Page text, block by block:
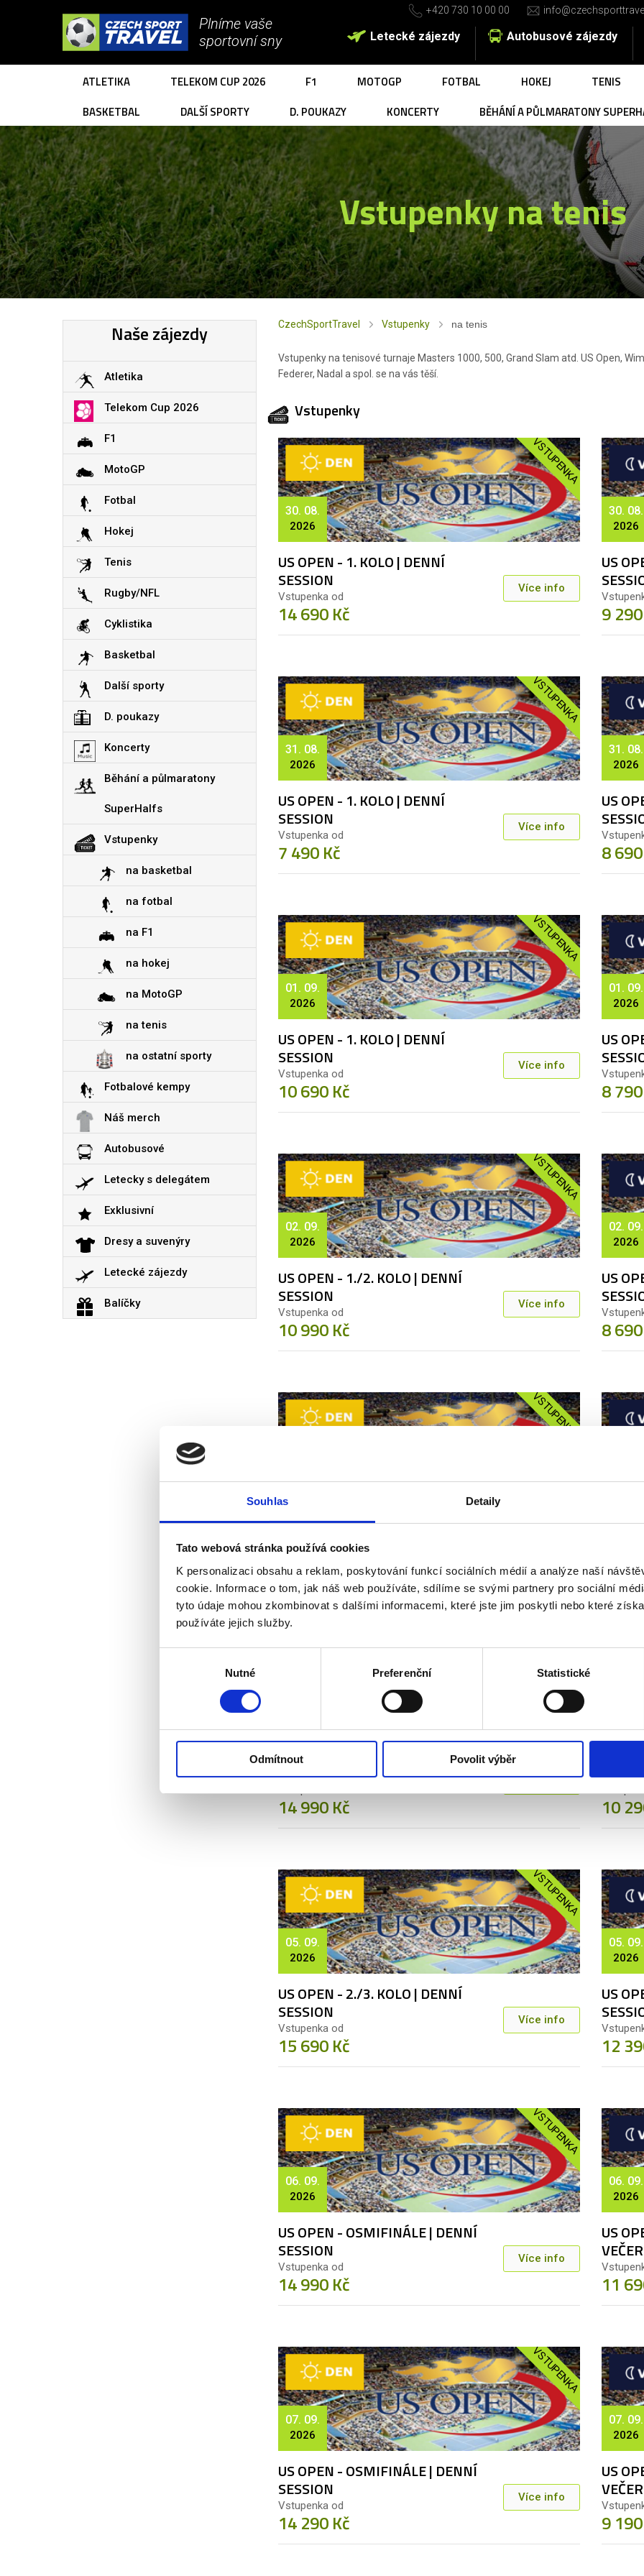
Souhlas Detaily
Tato webová stránka používá cookies
K personalizaci obsahu a reklam, poskytování funkcí sociálních médií a analýze naší
cookie. Informace o tom, jak náš web používáte, sdílíme se svými partnery pro sociální
tyto údaje mohou zkombinovat s dalšími informacemi, které jste jim poskytli nebo které
používáte jejich služby.
Nutné Preferenční Statistické
Odmítnout Povolit výběr
Plníme vaše
sportovní sny
+420 730 10 00 00
Letecké zájezdy Autobusové zájezdy
ATLETIKA TELEKOM CUP 2026 F1 MOTOGP FOTBAL HOKEJ TENIS
BASKETBAL
DALŠÍ SPORTY D. POUKAZY KONCERTY BĚHÁNÍ A PŮLMARATONY
Vstupenky na tenis
CzechSportTravel Vstupenky na tenis
Vstupenky na tenisové turnaje Masters 1000, 500, Grand Slam atd. US Open,
Federer, Nadal a spol. se na vás těší.
Vstupenky
VSTUPENKA
30. 08.
2026
US OPEN - 1. KOLO | DENNÍ
SESSION
Vstupenka od
14 690 Kč
Více info
30. 08.
2026
US
9
VSTUPENKA
31. 08.
2026
US OPEN - 1. KOLO | DENNÍ
SESSION
Vstupenka od
7 490 Kč
Více info
31. 08.
2026
US
8
VSTUPENKA
01. 09.
2026
US OPEN - 1. KOLO | DENNÍ
SESSION
Vstupenka od
10 690 Kč
Více info
01. 09.
2026
US
8
VSTUPENKA
02. 09.
2026
US OPEN - 1./2. KOLO | DENNÍ
SESSION
Vstupenka od
10 990 Kč
Více info
02. 09.
2026
US
8
VSTUPENKA
2026
US OPEN - 1./2. KOLO | DENNÍ
Vstupenka od
12 590 Kč
2026
9
VSTUPENKA
US OPEN - 2./3. KOLO | DENNÍ
SESSION
14 990 Kč
Více info
US
10
VSTUPENKA
05. 09.
2026
US OPEN - 2./3. KOLO | DENNÍ
SESSION
Vstupenka od
15 690 Kč
Více info
05. 09.
2026
US
12
VSTUPENKA
06. 09.
2026
US OPEN - OSMIFINÁLE | DENNÍ
SESSION
Vstupenka od
14 990 Kč
Více info
06. 09.
2026
US
11
VSTUPENKA
07. 09.
2026
US OPEN - OSMIFINÁLE | DENNÍ
SESSION
Vstupenka od
14 290 Kč
Více info
07. 09.
2026
US
9
Naše zájezdy
Atletika
Telekom Cup 2026
F1
MotoGP
Fotbal
Hokej
Tenis
Rugby/NFL
Cyklistika
Basketbal
Další sporty
D. poukazy
Koncerty
Běhání a půlmaratony
SuperHalfs
Vstupenky
na basketbal
na fotbal
na F1
na hokej
na MotoGP
na tenis
na ostatní sporty
Fotbalové kempy
Náš merch
Autobusové
Letecky s delegátem
Exklusivní
Dresy a suvenýry
Letecké zájezdy
Balíčky